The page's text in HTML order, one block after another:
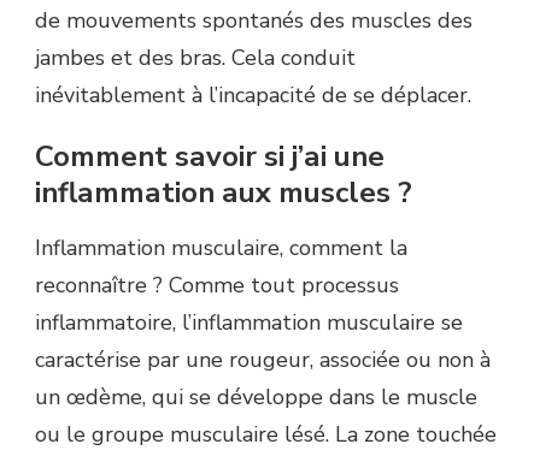
de mouvements spontanés des muscles des
jambes et des bras. Cela conduit
inévitablement à l’incapacité de se déplacer.
Comment savoir si j’ai une
inflammation aux muscles ?
Inflammation musculaire, comment la
reconnaître ? Comme tout processus
inflammatoire, l’inflammation musculaire se
caractérise par une rougeur, associée ou non à
un œdème, qui se développe dans le muscle
ou le groupe musculaire lésé. La zone touchée